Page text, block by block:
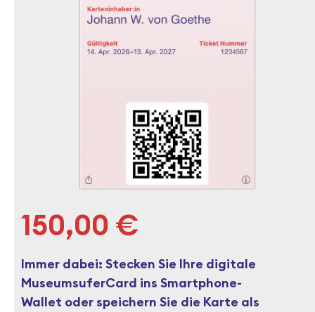
150,00 €
Immer dabei: Stecken Sie Ihre digitale
MuseumsuferCard ins Smartphone-
Wallet oder speichern Sie die Karte als